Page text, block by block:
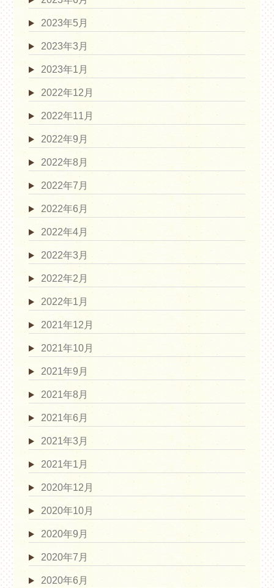
2023年5月
2023年3月
2023年1月
2022年12月
2022年11月
2022年9月
2022年8月
2022年7月
2022年6月
2022年4月
2022年3月
2022年2月
2022年1月
2021年12月
2021年10月
2021年9月
2021年8月
2021年6月
2021年3月
2021年1月
2020年12月
2020年10月
2020年9月
2020年7月
2020年6月